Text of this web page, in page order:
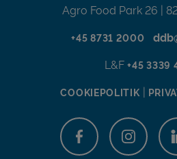
Agro Food Park 26 |
+45 8731 2000
L&F+45 3339
COOKIEPOLITIK